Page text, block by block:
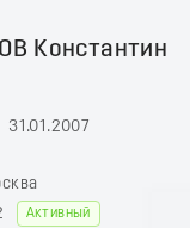
Константин
31.01.2007
Активный